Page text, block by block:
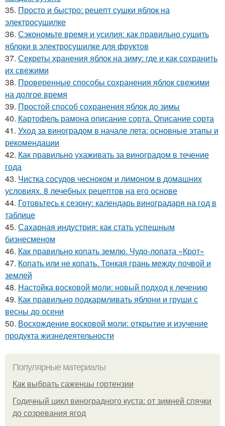
35. Просто и быстро: рецепт сушки яблок на
электросушилке
36. Сэкономьте время и усилия: как правильно сушить
яблоки в электросушилке для фруктов
37. Секреты хранения яблок на зиму: где и как сохранить
их свежими
38. Проверенные способы сохранения яблок свежими
на долгое время
39. Простой способ сохранения яблок до зимы
40. Картофель рамона описание сорта. Описание сорта
41. Уход за виноградом в начале лета: основные этапы и
рекомендации
42. Как правильно ухаживать за виноградом в течение
года
43. Чистка сосудов чесноком и лимоном в домашних
условиях. 8 лечебных рецептов на его основе
44. Готовьтесь к сезону: календарь виноградаря на год в
таблице
45. Сахарная индустрия: как стать успешным
бизнесменом
46. Как правильно копать землю. Чудо-лопата «Крот»
47. Копать или не копать. Тонкая грань между почвой и
землей
48. Настойка восковой моли: новый подход к лечению
49. Как правильно подкармливать яблони и груши с
весны до осени
50. Восхождение восковой моли: открытие и изучение
продукта жизнедеятельности
Популярные материалы
Как выбрать саженцы гортензии
Годичный цикл виноградного куста: от зимней спячки
до созревания ягод